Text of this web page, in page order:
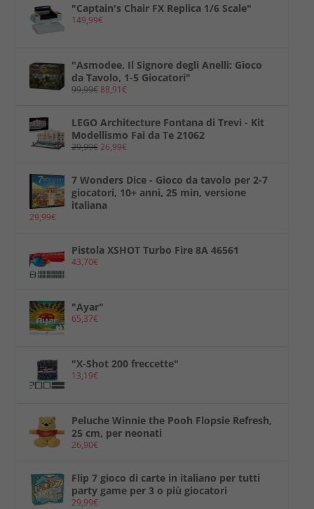
"Captain's Chair FX Replica 1/6 Scale"
149,99€
"Asmodee, Il Signore degli Anelli: Gioco
da Tavolo, 1-5 Giocatori"
99,99€88,91€
LEGO Architecture Fontana di Trevi - Kit
Modellismo Fai da Te 21062
29,99€26,99€
7 Wonders Dice - Gioco da tavolo per 2-7
giocatori, 10+ anni, 25 min, versione
italiana
29,99€
Pistola XSHOT Turbo Fire 8A 46561
43,70€
"Ayar"
65,37€
"X-Shot 200 freccette"
13,19€
Peluche Winnie the Pooh Flopsie Refresh,
25 cm, per neonati
26,90€
Flip 7 gioco di carte in italiano per tutti
party game per 3 o più giocatori
29,99€